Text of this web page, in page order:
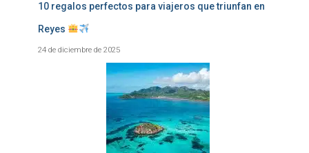
10 regalos perfectos para viajeros que triunfan en
Reyes
24 de diciembre de 2025